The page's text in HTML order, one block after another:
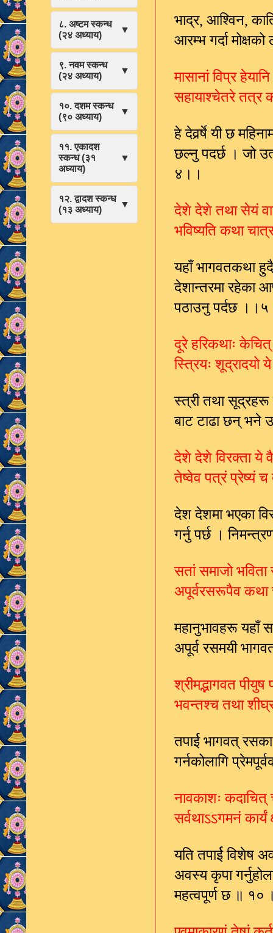
भाद्र, आश्विन,
आरम्भ गर्दा
मासानां विप्र
सहायाश्चेतरे तत्र
हे देवर्र्षे यी छ
छल्नु पदर्छ । जो
४।।
देशे देशे तथा सेयं
भविष्यति कथा
यहाँ भागवतकथा
देशान्तरमा रहेका
पठाउनु पर्दछ
दूरे हरिकथाः
स्त्रियः
स्त्री तथा सूद्रहरू
बाट टाढा छन् भने
देशे देशे विरक्ता ये
तेष्वेव पत्रं प्रेष्यं
देश देशमा भएका
गर्नु पर्छ ।
सतां समाजो
अपूर्वरसरूपैव कथा
महानुभावहरू यहाँ
अपूर्व रसमयी
श्रीमद्भागवत
भवन्तश्च तथा
तपार्ई भागवत्
गर्नकोलागि
नावकाशः
सर्वथाऽऽगमनं
यति तपार्ई विशेष
अवस्य कृपा
महत्वपूर्ण छ ॥ १०
८. अष्टम स्कन्ध
(२४ अध्याय)
▼
९. नवम स्कन्ध
(२४ अध्याय)
▼
१०. दशम स्कन्ध
(९० अध्याय)
▼
११. एकादश
स्कन्ध (३१
अध्याय)
▼
१२. द्वादश स्कन्ध
(१३ अध्याय)
▼